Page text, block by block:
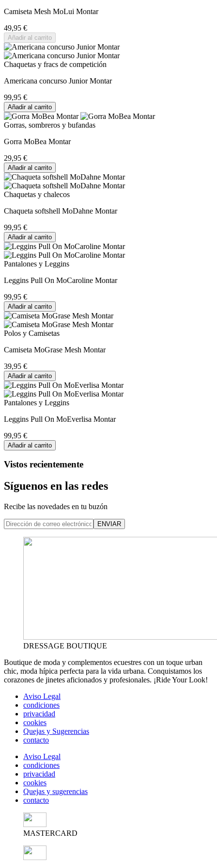
Camiseta Mesh MoLui Montar
49,95 €
Añadir al carrito
Chaquetas y fracs de competición
Americana concurso Junior Montar
99,95 €
Añadir al carrito
Gorras, sombreros y bufandas
Gorra MoBea Montar
29,95 €
Añadir al carrito
Chaquetas y chalecos
Chaqueta softshell MoDahne Montar
99,95 €
Añadir al carrito
Pantalones y Leggins
Leggins Pull On MoCaroline Montar
99,95 €
Añadir al carrito
Polos y Camisetas
Camiseta MoGrase Mesh Montar
39,95 €
Añadir al carrito
Pantalones y Leggins
Leggins Pull On MoEverlisa Montar
99,95 €
Añadir al carrito
Vistos recientemente
Síguenos en las redes
Recibe las novedades en tu buzón
ENVIAR
DRESSAGE BOUTIQUE
Boutique de moda y complementos ecuestres con un toque urban
chic, moda hípica perfecta para la vida urbana. Conquistamos los
corazones de jinetes aficionados y profesionales. ¡Ride Your Look!
Aviso Legal
condiciones
privacidad
cookies
Quejas y Sugerencias
contacto
Aviso Legal
condiciones
privacidad
cookies
Quejas y sugerencias
contacto
MASTERCARD